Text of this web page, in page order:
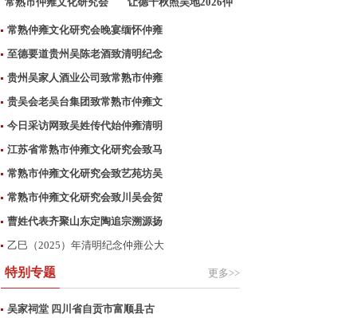
致
常熟仲雍文化研究会晚宴缅怀仲雍
至德要道贵州吴陈老酒致清明纪念
贵州吴家人酒业公司致常熟市仲雍
贵吴会老吴台集团致常熟市仲雍文
今日采访网致吴姓传代始仲雍清明
江苏省常熟市仲雍文化研究会致马
常熟市仲雍文化研究会致艺苑坊吴
常熟市仲雍文化研究会致川吴会贺
曹姓代表齐聚山东定陶追宗溯源扬
乙巳（2025）年清明纪念仲雍公大
特别专题 更多>>
吴家祠堂 四川省自贡市富顺县古